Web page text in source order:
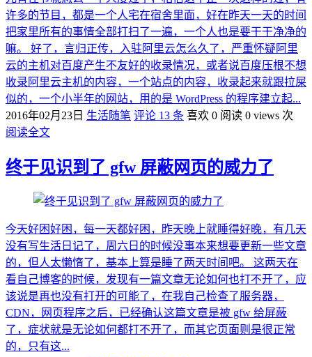
许多的节目，都是一个人宅在宿舍里面，好在昨天一天的时间
把家里所有的事情全部打扫了一遍，一个人也是要干干净净的
嘛。 好了，言归正传，入驻阿里云怎么久了，严重怀疑阿里
云的主机对百度产生不友好的收录情况，或者说百度压根不想
收录阿里云主机的内容，一个站点的内容，收录起来就跟拉屎
似的，一个小半年的网站，用的是 WordPress 的程序建立起...
2016年02月23日 生活随笔 评论 13 条 喜欢 0 阅读 0 views 次
阅读全文
终于见识到了 gfw 屏蔽网页的威力了
今天好困好困，每一天都好困，昨天晚上就睡得好晚，有几天
没有写生活日记了，周六日的时候没事本来想要更新一些文章
的，但人太懒惰了，基本上算是睡了两天时间吧。 这两天在
看自己博客的时候，发现有一篇文章无论如何也打不开了，应
该说是再也没有打开的可能了，在我自己检查了服务器，
CDN，网页程序之后，已经确认这篇文章是被 gfw 给屏蔽
了，症状就是无论如何都打不开了，而其它页面则是很正常
的，只有这...